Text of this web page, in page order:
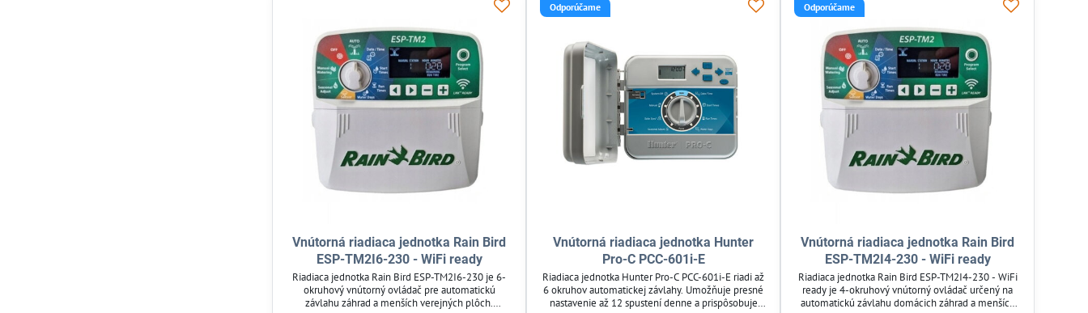
Vnútorná riadiaca jednotka Rain Bird
ESP-TM2I6-230 - WiFi ready
Riadiaca jednotka Rain Bird ESP-TM2I6-230 je 6-
okruhový vnútorný ovládač pre automatickú
závlahu záhrad a menších verejných plôch.
Odporúčame
Vnútorná riadiaca jednotka Hunter
Pro-C PCC-601i-E
Riadiaca jednotka Hunter Pro-C PCC-601i-E riadi až
6 okruhov automatickej závlahy. Umožňuje presné
nastavenie až 12 spustení denne a prispôsobuje
Odporúčame
Vnútorná riadiaca jednotka Rain Bird
ESP-TM2I4-230 - WiFi ready
Riadiaca jednotka Rain Bird ESP-TM2I4-230 - WiFi
ready je 4-okruhový vnútorný ovládač určený na
automatickú závlahu domácich záhrad a menších